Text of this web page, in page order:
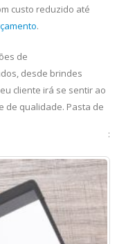
custo reduzido até
.
de
desde brindes
cliente irá se sentir ao
de qualidade. Pasta de
: